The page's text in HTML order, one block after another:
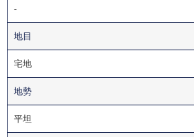
-
地目
宅地
地勢
平坦